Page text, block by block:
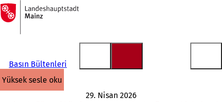
İçeriğe atla
Ana
sayfaya
Basın Bültenleri
yüksek sesle oku
29. Nisan 2026